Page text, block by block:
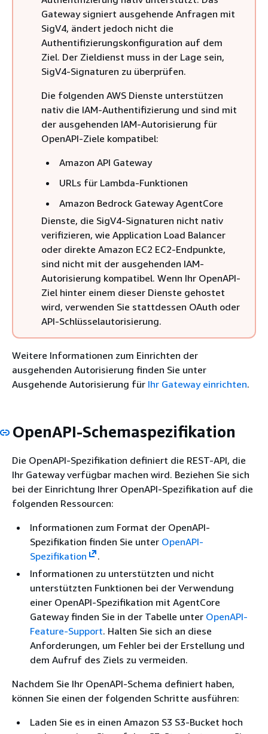
Gateway signiert ausgehende Anfragen mit
SigV4, ändert jedoch nicht die
Authentifizierungskonfiguration auf dem
Ziel. Der Zieldienst muss in der Lage sein,
SigV4-Signaturen zu überprüfen.
Die folgenden AWS Dienste unterstützen
nativ die IAM-Authentifizierung und sind mit
der ausgehenden IAM-Autorisierung für
OpenAPI-Ziele kompatibel:
Amazon API Gateway
URLs für Lambda-Funktionen
Amazon Bedrock Gateway AgentCore
Dienste, die SigV4-Signaturen nicht nativ
verifizieren, wie Application Load Balancer
oder direkte Amazon EC2 EC2-Endpunkte,
sind nicht mit der ausgehenden IAM-
Autorisierung kompatibel. Wenn Ihr OpenAPI-
Ziel hinter einem dieser Dienste gehostet
wird, verwenden Sie stattdessen OAuth oder
API-Schlüsselautorisierung.
Weitere Informationen zum Einrichten der
ausgehenden Autorisierung finden Sie unter
Ausgehende Autorisierung für Ihr Gateway einrichten.
OpenAPI-Schemaspezifikation
Die OpenAPI-Spezifikation definiert die REST-API, die
Ihr Gateway verfügbar machen wird. Beziehen Sie sich
bei der Einrichtung Ihrer OpenAPI-Spezifikation auf die
folgenden Ressourcen:
Informationen zum Format der OpenAPI-
Spezifikation finden Sie unter OpenAPI-
Spezifikation
.
Informationen zu unterstützten und nicht
unterstützten Funktionen bei der Verwendung
einer OpenAPI-Spezifikation mit AgentCore
Gateway finden Sie in der Tabelle unter OpenAPI-
Feature-Support. Halten Sie sich an diese
Anforderungen, um Fehler bei der Erstellung und
dem Aufruf des Ziels zu vermeiden.
Nachdem Sie Ihr OpenAPI-Schema definiert haben,
können Sie einen der folgenden Schritte ausführen:
Laden Sie es in einen Amazon S3 S3-Bucket hoch